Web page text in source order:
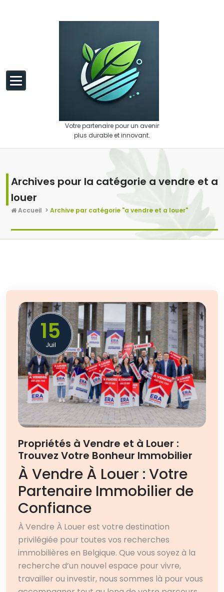
Votre partenaire pour un avenir
plus durable et innovant.
Archives pour la catégorie a vendre et a
louer
Accueil > Archive par catégorie "a vendre et a louer"
15
Juil
Propriétés à Vendre et à Louer :
Trouvez Votre Bonheur Immobilier
À Vendre À Louer : Votre
Partenaire Immobilier de
Confiance
À Vendre À Louer est votre destination
privilégiée pour toutes vos recherches
immobilières en Belgique. Que vous soyez à la
recherche d’un nouvel espace pour vivre,
travailler ou investir, nous sommes là pour vous